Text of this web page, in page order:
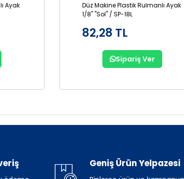
Ayak
Düz Makine Plastik Rulmanlı Ayak
1/8" "Sol" / SP-18L
82,28 TL
Sipariş Ver
Geniş Ürün Yelpazesi